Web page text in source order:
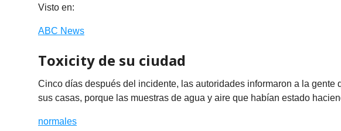
Visto en:
ABC News
Toxicity de su ciudad
Cinco días después del incidente, las autoridades informaron a la gente
sus casas, porque las muestras de agua y aire que habían estado
normales